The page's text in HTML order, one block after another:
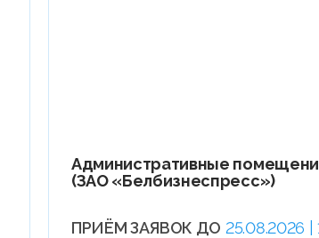
Административные
(ЗАО «Белбизнеспресс»)
ПРИЁМ ЗАЯВОК ДО 25.08.2026 |